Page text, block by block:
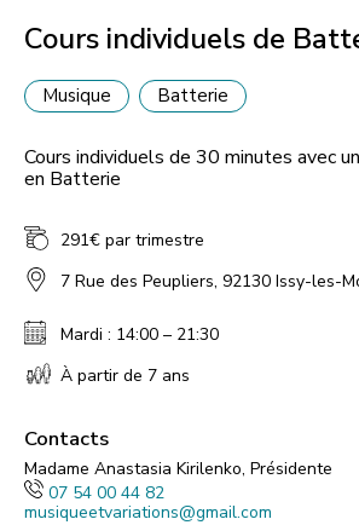
Cours individuels de
Musique Batterie
Cours individuels de 30 minutes avec
en Batterie
291€ par trimestre
7 Rue des Peupliers, 92130 Issy-les-
Mardi : 14:00 – 21:30
À partir de 7 ans
Contacts
Madame Anastasia Kirilenko, Présidente
07 54 00 44 82
musiqueetvariations@gmail.com